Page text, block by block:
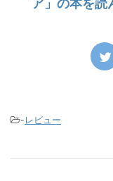
ア」の本を読
-レビュー